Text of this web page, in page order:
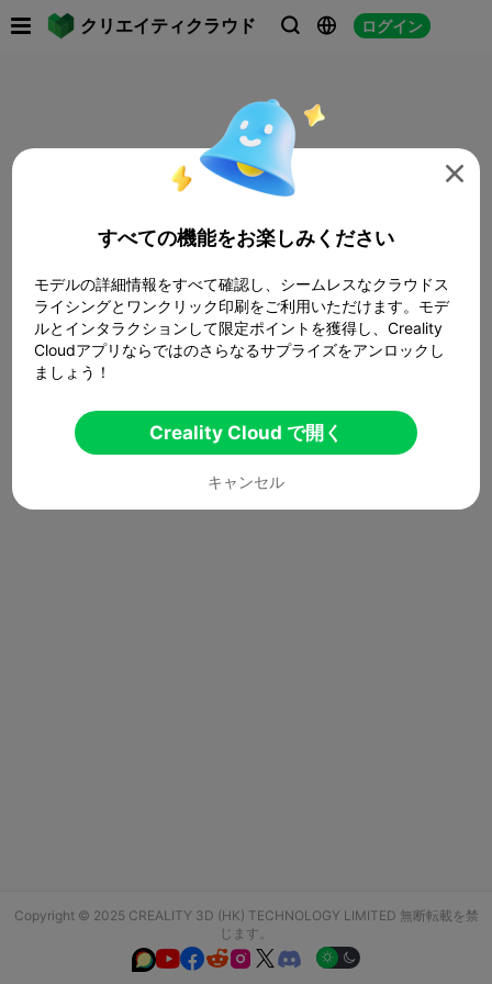
クリエイティクラウド   ログイン
Copyright © 2025 CREALITY 3D (HK) TECHNOLOGY LIMITED 無断転載を禁
じます。
  

すべての機能をお楽しみください
モデルの詳細情報をすべて確認し、シームレスなクラウドス
ライシングとワンクリック印刷をご利用いただけます。モデ
ルとインタラクションして限定ポイントを獲得し、Creality
Cloudアプリならではのさらなるサプライズをアンロックし
ましょう！
Creality Cloud で開く
キャンセル